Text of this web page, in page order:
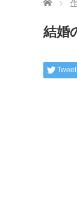
Home
結婚
Tweet